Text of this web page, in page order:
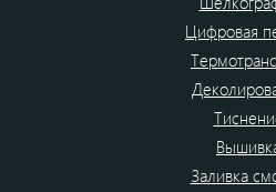
Цифровая
Заливка